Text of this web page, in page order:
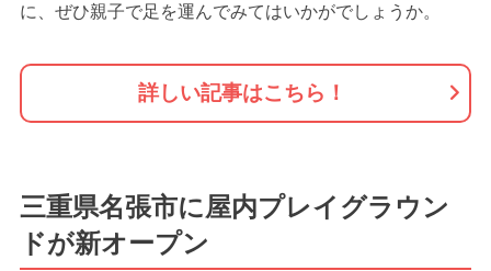
に、ぜひ親子で足を運んでみてはいかがでしょうか。
詳しい記事はこちら！
三重県名張市に屋内プレイグラウン
ドが新オープン